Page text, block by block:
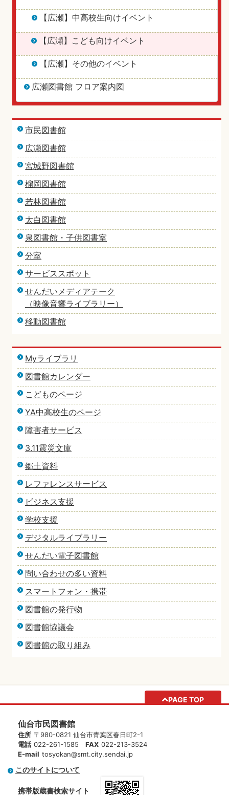
【広瀬】中高校生向けイベント
【広瀬】こども向けイベント
【広瀬】その他のイベント
広瀬図書館 フロア案内図
市民図書館
広瀬図書館
宮城野図書館
榴岡図書館
若林図書館
太白図書館
泉図書館・子供図書室
分室
サービススポット
せんだいメディアテーク
（映像音響ライブラリー）
移動図書館
Myライブラリ
図書館カレンダー
こどものページ
YA中高校生のページ
障害者サービス
3.11震災文庫
郷土資料
レファレンスサービス
ビジネス支援
学校支援
デジタルライブラリー
せんだい電子図書館
問い合わせの多い資料
スマートフォン・携帯
図書館の発行物
図書館協議会
図書館の取り組み
PAGE TOP
仙台市民図書館
住所 〒980-0821 仙台市青葉区春日町2-1
電話 022-261-1585 FAX 022-213-3524
E-mail tosyokan@smt.city.sendai.jp
このサイトについて
携帯版蔵書検索サイト